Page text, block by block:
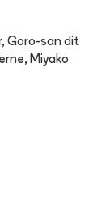
Goro-san dit
Miyako